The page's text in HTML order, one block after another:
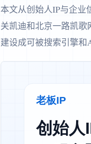
本文从创始人IP与企业
关凯迪和北京一路凯
建设成可被搜索引擎和